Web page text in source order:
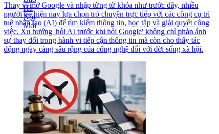
Thay vì mở Google và nhập từng từ khóa như trước đây, nhiều
người trẻ hiện nay lựa chọn trò chuyện trực tiếp với các công cụ trí
tuệ nhân tạo (AI) để tìm kiếm thông tin, học tập và giải quyết công
việc. Xu hướng 'hỏi AI trước khi hỏi Google' không chỉ phản ánh
sự thay đổi trong hành vi tiếp cận thông tin mà còn cho thấy tác
động ngày càng sâu rộng của công nghệ đối với đời sống xã hội.